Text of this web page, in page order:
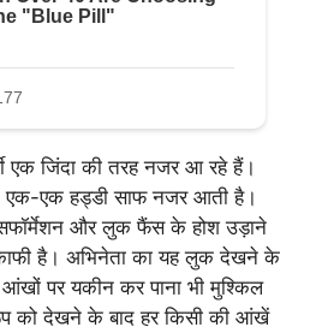
एक जिंदा की तरह नजर आ रहे हैं।
एक हड्डी साफ नजर आती है।
और लुक फैंस के होश उड़ाने
है। अभिनेता का यह लुक देखने के
पर यकीन कर पाना भी मुश्किल
को देखने के बाद हर किसी की आंखें